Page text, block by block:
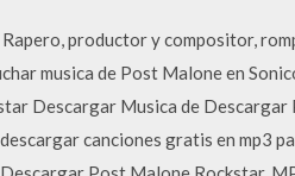
productor y compositor,
musica de Post Malone en
Descargar Musica de Descargar
canciones gratis en mp3